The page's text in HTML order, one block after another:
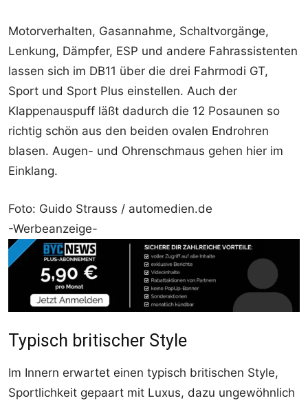
Motorverhalten, Gasannahme, Schaltvorgänge,
Lenkung, Dämpfer, ESP und andere Fahrassistenten
lassen sich im DB11 über die drei Fahrmodi GT,
Sport und Sport Plus einstellen. Auch der
Klappenauspuff läßt dadurch die 12 Posaunen so
richtig schön aus den beiden ovalen Endrohren
blasen. Augen- und Ohrenschmaus gehen hier im
Einklang.
Foto: Guido Strauss / automedien.de
-Werbeanzeige-
Typisch britischer Style
Im Innern erwartet einen typisch britischen Style,
Sportlichkeit gepaart mit Luxus, dazu ungewöhnlich